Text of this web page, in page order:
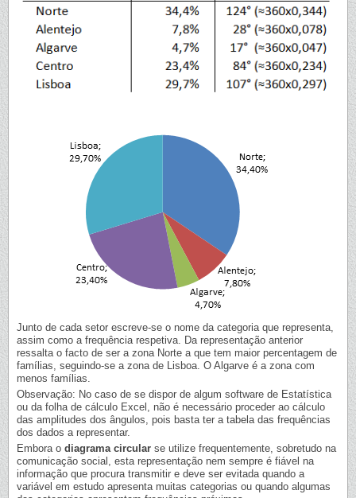
Junto de cada setor escreve-se o nome da categoria que representa,
assim como a frequência respetiva. Da representação anterior
ressalta o facto de ser a zona Norte a que tem maior percentagem de
famílias, seguindo-se a zona de Lisboa. O Algarve é a zona com
menos famílias.
Observação: No caso de se dispor de algum software de Estatística
ou da folha de cálculo Excel, não é necessário proceder ao cálculo
das amplitudes dos ângulos, pois basta ter a tabela das frequências
dos dados a representar.
Embora o diagrama circular se utilize frequentemente, sobretudo na
comunicação social, esta representação nem sempre é fiável na
informação que procura transmitir e deve ser evitada quando a
variável em estudo apresenta muitas categorias ou quando algumas